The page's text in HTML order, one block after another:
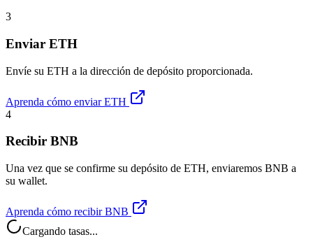
3
Enviar ETH
Envíe su ETH a la dirección de depósito proporcionada.
Aprenda cómo enviar ETH
4
Recibir BNB
Una vez que se confirme su depósito de ETH, enviaremos BNB a
su wallet.
Aprenda cómo recibir BNB
Cargando tasas...